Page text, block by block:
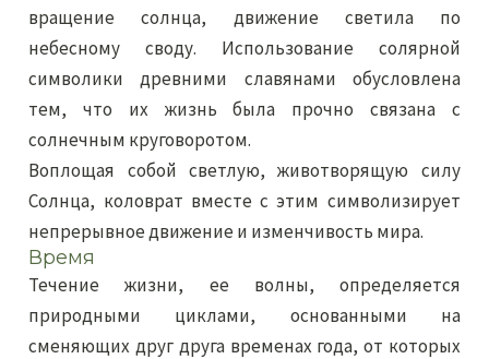
вращение солнца, движение светила по
небесному своду. Использование солярной
символики древними славянами обусловлена
тем, что их жизнь была прочно связана с
солнечным круговоротом.
Воплощая собой светлую, животворящую силу
Солнца, коловрат вместе с этим символизирует
непрерывное движение и изменчивость мира.
Время
Течение жизни, ее волны, определяется
природными циклами, основанными на
сменяющих друг друга временах года, от которых